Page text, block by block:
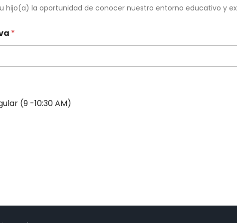
hijo(a) la oportunidad de conocer nuestro entorno educativo y
*
(9 -10:30 AM)